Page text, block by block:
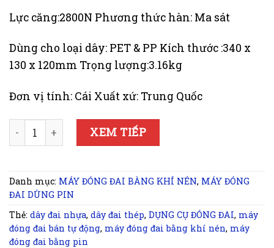
Lực căng:2800N Phương thức hàn: Ma sát
Dùng cho loại dây: PET & PP Kích thước :340 x
130 x 120mm Trọng lượng:3.16kg
Đơn vị tính: Cái Xuất xứ: Trung Quốc
MÁY ĐÓNG ĐAI JDC13-16 số lượng
XEM TIẾP
Danh mục: MÁY ĐÓNG ĐAI BÀNG KHÍ NÉN, MÁY ĐÓNG
ĐAI DÙNG PIN
Thẻ: dây đai nhựa, dây đai thép, DỤNG CỤ ĐÓNG ĐAI, máy
đóng đai bán tự động, máy đóng đai bằng khí nén, máy
đóng đai bằng pin